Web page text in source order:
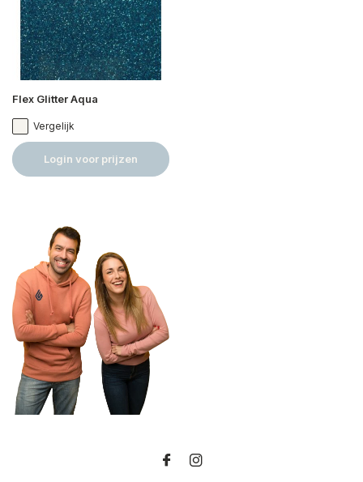
Flex Glitter Aqua
Vergelijk
Login voor prijzen